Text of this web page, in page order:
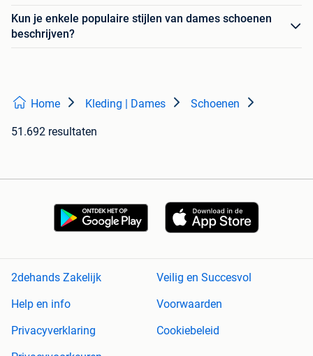
Kun je enkele populaire stijlen van dames schoenen
beschrijven?
Home Kleding | Dames Schoenen
51.692 resultaten
2dehands Zakelijk
Veilig en Succesvol
Help en info
Voorwaarden
Privacyverklaring
Cookiebeleid